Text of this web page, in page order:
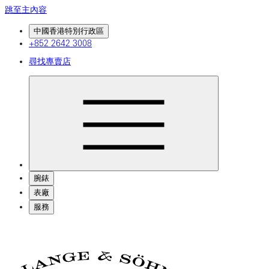
跳至主內容
中國香港特別行政區
+852 2642 3008
尋找專賣店
腕錶
表廠
服務